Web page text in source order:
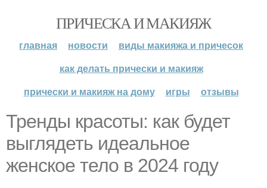
ПРИЧЕСКА И МАКИЯЖ
главная новости
виды макияжа и причесок
как делать прически и макияж
прически и макияж на дому
игры отзывы
Тренды красоты: как будет
выглядеть идеальное
женское тело в 2024 году